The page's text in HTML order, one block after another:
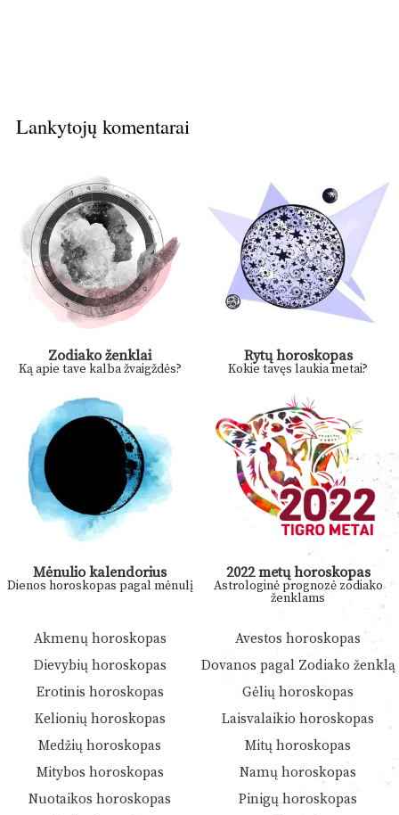
Lankytojų komentarai
Zodiako ženklai
Ką apie tave kalba žvaigždės?
Rytų horoskopas
Kokie tavęs laukia metai?
Mėnulio kalendorius
Dienos horoskopas pagal mėnulį
2022 metų horoskopas
Astrologinė prognozė zodiako
ženklams
Akmenų horoskopas
Avestos horoskopas
Dievybių horoskopas
Dovanos pagal Zodiako ženklą
Erotinis horoskopas
Gėlių horoskopas
Kelionių horoskopas
Laisvalaikio horoskopas
Medžių horoskopas
Mitų horoskopas
Mitybos horoskopas
Namų horoskopas
Nuotaikos horoskopas
Pinigų horoskopas